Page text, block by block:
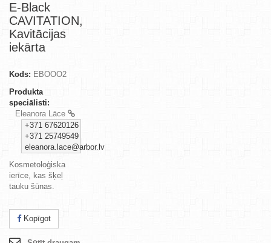
E-Black
CAVITATION,
Kavitācijas
iekārta
Kods: EBOOO2
Produkta
speciālisti:
Eleanora Lāce
+371 67620126
+371 25749549
eleanora.lace@arbor.lv
Kosmetoloģiska
ierīce, kas šķeļ
tauku šūnas.
Kopīgot